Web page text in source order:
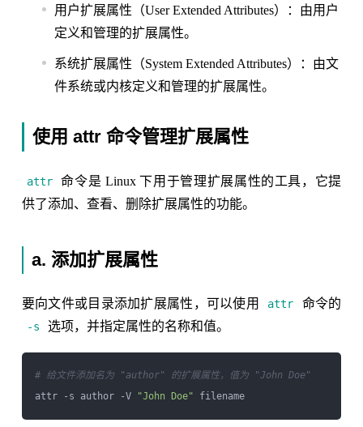
用户扩展属性（User Extended Attributes）：由用户
定义和管理的扩展属性。
系统扩展属性（System Extended Attributes）：由文
件系统或内核定义和管理的扩展属性。
使用 attr 命令管理扩展属性
attr
命令是 Linux 下用于管理扩展属性的工具，它提
供了添加、查看、删除扩展属性的功能。
a. 添加扩展属性
要向文件或目录添加扩展属性，可以使用 attr 命令的
-s 选项，并指定属性的名称和值。
# 给文件添加名为 "author" 的扩展属性，值为 "John Doe"
attr -s author -V
"John Doe" filename